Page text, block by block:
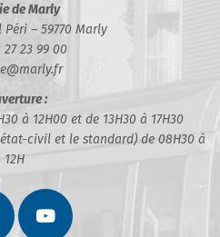
de Marly
Péri – 59770 Marly
27 23 99 00
:
à 12H00 et de 13H30 à 17H30
civil et le standard) de 08H30 à
12H